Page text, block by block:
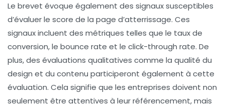
Le brevet évoque également des signaux susceptibles
d’évaluer le score de la page d’atterrissage. Ces
signaux incluent des métriques telles que le taux de
conversion, le bounce rate et le click-through rate. De
plus, des évaluations qualitatives comme la qualité du
design et du contenu participeront également à cette
évaluation. Cela signifie que les entreprises doivent non
seulement être attentives à leur référencement, mais